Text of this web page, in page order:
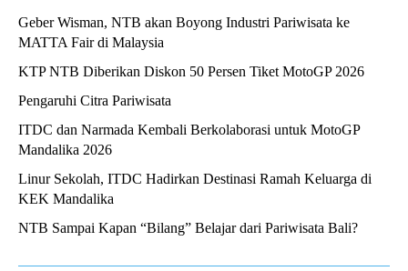
Geber Wisman, NTB akan Boyong Industri Pariwisata ke
MATTA Fair di Malaysia
KTP NTB Diberikan Diskon 50 Persen Tiket MotoGP 2026
Pengaruhi Citra Pariwisata
ITDC dan Narmada Kembali Berkolaborasi untuk MotoGP
Mandalika 2026
Linur Sekolah, ITDC Hadirkan Destinasi Ramah Keluarga di
KEK Mandalika
NTB Sampai Kapan “Bilang” Belajar dari Pariwisata Bali?